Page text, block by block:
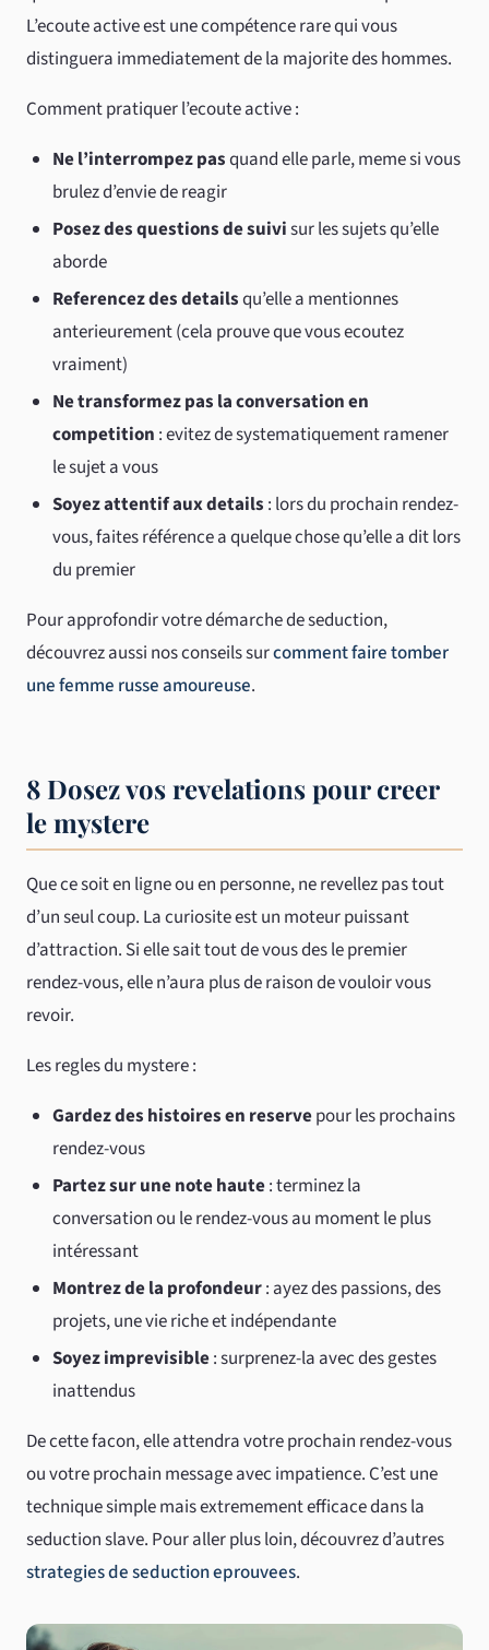
L’ecoute active est une compétence rare qui vous
distinguera immediatement de la majorite des hommes.
Comment pratiquer l’ecoute active :
Ne l’interrompez pasquand elle parle, meme si vous
brulez d’envie de reagir
Posez des questions de suivisur les sujets qu’elle
aborde
Referencez des detailsqu’elle a mentionnes
anterieurement (cela prouve que vous ecoutez
vraiment)
Ne transformez pas la conversation en
competition : evitez de systematiquement ramener
le sujet a vous
Soyez attentif aux details : lors du prochain rendez-
vous, faites référence a quelque chose qu’elle a dit lors
du premier
Pour approfondir votre démarche de seduction,
découvrez aussi nos conseils surcomment faire tomber
une femme russe amoureuse.
8 Dosez vos revelations pour creer
le mystere
Que ce soit en ligne ou en personne, ne revellez pas tout
d’un seul coup. La curiosite est un moteur puissant
d’attraction. Si elle sait tout de vous des le premier
rendez-vous, elle n’aura plus de raison de vouloir vous
revoir.
Les regles du mystere :
Gardez des histoires en reservepour les prochains
rendez-vous
Partez sur une note haute: terminez la
conversation ou le rendez-vous au moment le plus
intéressant
Montrez de la profondeur: ayez des passions, des
projets, une vie riche et indépendante
Soyez imprevisible: surprenez-la avec des gestes
inattendus
De cette facon, elle attendra votre prochain rendez-vous
ou votre prochain message avec impatience. C’est une
technique simple mais extremement efficace dans la
seduction slave. Pour aller plus loin, découvrez d’autres
strategies de seduction eprouvees.